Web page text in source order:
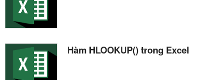
Hàm HLOOKUP() trong Excel